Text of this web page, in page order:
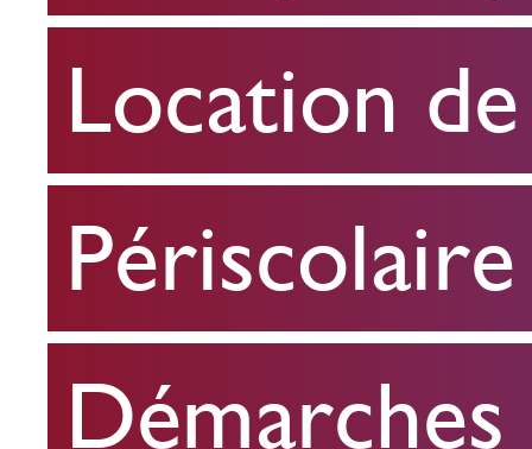
Location
de
salle
Périscolaire
Location
Périscolaire